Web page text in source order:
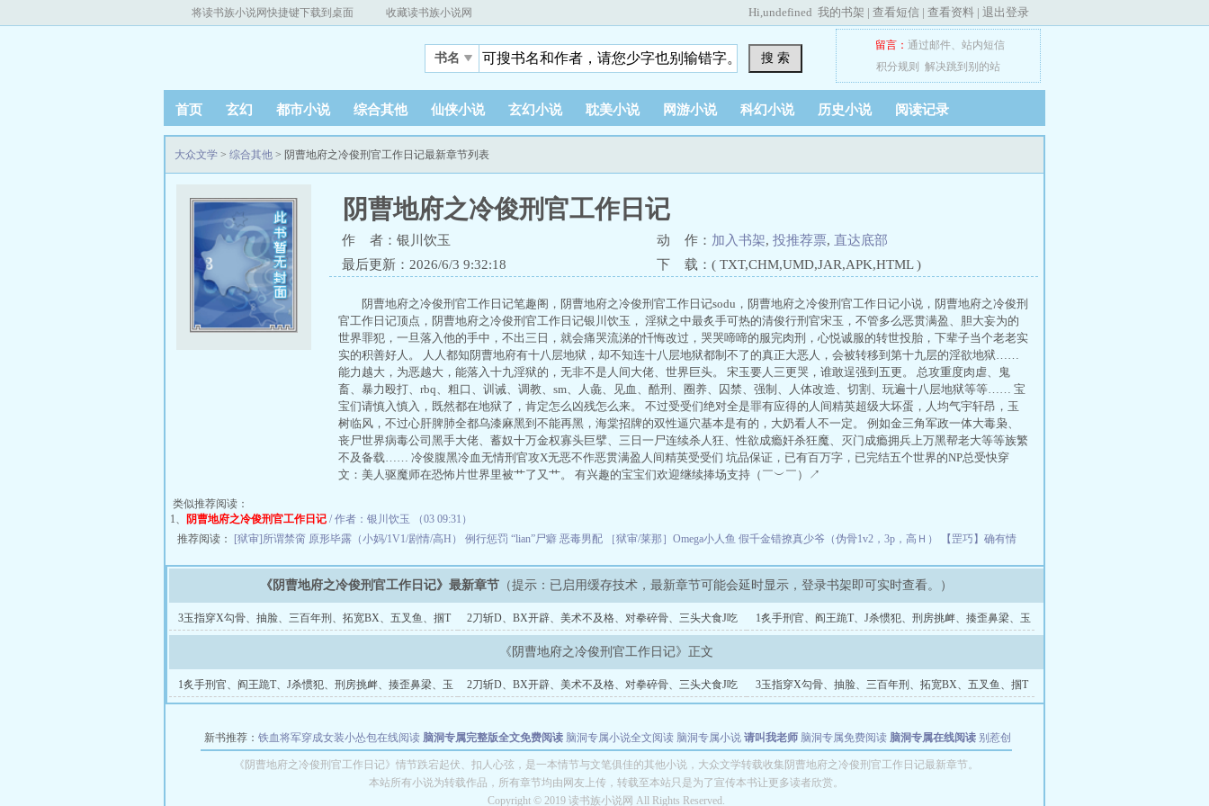
将读书族小说网快捷键下载到桌面 收藏读书族小说网 Hi,undefined 我的书架 | 查看短信 | 查看资料 | 退出登录
书名 搜 索
留言： 通过邮件、 站内短信
积分规则
解决跳到别的站
首页 玄幻 都市小说 综合其他 仙侠小说 玄幻小说 耽美小说 网游小说 科幻小说 历史小说 阅读记录
大众文学 > 综合其他 > 阴曹地府之冷俊刑官工作日记最新章节列表
阴曹地府之冷俊刑官工作日记
作 者：银川饮玉 动 作： 加入书架, 投推荐票, 直达底部
最后更新：2026/6/3 9:32:18
下 载：( TXT,CHM,UMD,JAR,APK,HTML )
阴曹地府之冷俊刑官工作日记笔趣阁，阴曹地府之冷俊刑官工作日记sodu，阴曹地府之冷俊刑官工作日记小说，阴曹地府之冷俊刑
官工作日记顶点，阴曹地府之冷俊刑官工作日记银川饮玉， 淫狱之中最炙手可热的清俊行刑官宋玉，不管多么恶贯满盈、胆大妄为的
世界罪犯，一旦落入他的手中，不出三日，就会痛哭流涕的忏悔改过，哭哭啼啼的服完肉刑，心悦诚服的转世投胎，下辈子当个老老实
实的积善好人。 人人都知阴曹地府有十八层地狱，却不知连十八层地狱都制不了的真正大恶人，会被转移到第十九层的淫欲地狱……
能力越大，为恶越大，能落入十九淫狱的，无非不是人间大佬、世界巨头。 宋玉要人三更哭，谁敢逞强到五更。 总攻重度肉虐、鬼
畜、暴力殴打、rbq、粗口、训诫、调教、sm、人彘、见血、酷刑、圈养、囚禁、强制、人体改造、切割、玩遍十八层地狱等等…… 宝
宝们请慎入慎入，既然都在地狱了，肯定怎么凶残怎么来。 不过受受们绝对全是罪有应得的人间精英超级大坏蛋，人均气宇轩昂，玉
树临风，不过心肝脾肺全都乌漆麻黑到不能再黑，海棠招牌的双性逼穴基本是有的，大奶看人不一定。 例如金三角军政一体大毒枭、
丧尸世界病毒公司黑手大佬、蓄奴十万金权寡头巨擘、三日一尸连续杀人狂、性欲成瘾奸杀狂魔、灭门成瘾拥兵上万黑帮老大等等族繁
不及备载…… 冷俊腹黑冷血无情刑官攻X无恶不作恶贯满盈人间精英受受们 坑品保证，已有百万字，已完结五个世界的NP总受快穿
文：美人驱魔师在恐怖片世界里被艹了又艹。 有兴趣的宝宝们欢迎继续捧场支持（￣︶￣）↗
类似推荐阅读：
1、
阴曹地府之冷俊刑官工作日记 / 作者：银川饮玉 （03 09:31）
推荐阅读：
[狱审]所谓禁脔 原形毕露（小妈/1V1/剧情/高H） 例行惩罚 “lian”尸癖 恶毒男配 ［狱审/莱那］Omega小人鱼 假千金错撩真少爷（伪骨1v2，3p，高Ｈ） 【罡巧】确有情
《阴曹地府之冷俊刑官工作日记》最新章节 （提示：已启用缓存技术，最新章节可能会延时显示，登录书架即可实时查看。）
3玉指穿X勾骨、抽脸、三百年刑、拓宽BX、五叉鱼、掴T
2刀斩D、BX开辟、美术不及格、对拳碎骨、三头犬食J吃
1炙手刑官、阎王跪T、J杀惯犯、刑房挑衅、揍歪鼻梁、玉
《阴曹地府之冷俊刑官工作日记》正文
1炙手刑官、阎王跪T、J杀惯犯、刑房挑衅、揍歪鼻梁、玉
胯剐手
2刀斩D、BX开辟、美术不及格、对拳碎骨、三头犬食J吃
蛋
3玉指穿X勾骨、抽脸、三百年刑、拓宽BX、五叉鱼、掴T
后入
新书推荐： 铁血将军穿成女装小怂包在线阅读 脑洞专属完整版全文免费阅读 脑洞专属小说全文阅读 脑洞专属小说 请叫我老师 脑洞专属免费阅读 脑洞专属在线阅读 别惹创
世者
穿书第一天就结婚小说全文阅读
《阴曹地府之冷俊刑官工作日记》情节跌宕起伏、扣人心弦，是一本情节与文笔俱佳的其他小说，大众文学转载收集阴曹地府之冷俊刑官工作日记最新章节。
本站所有小说为转载作品，所有章节均由网友上传，转载至本站只是为了宣传本书让更多读者欣赏。
Copyright © 2019 读书族小说网 All Rights Reserved.